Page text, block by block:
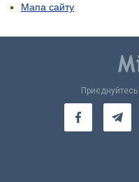
Мапа сайту